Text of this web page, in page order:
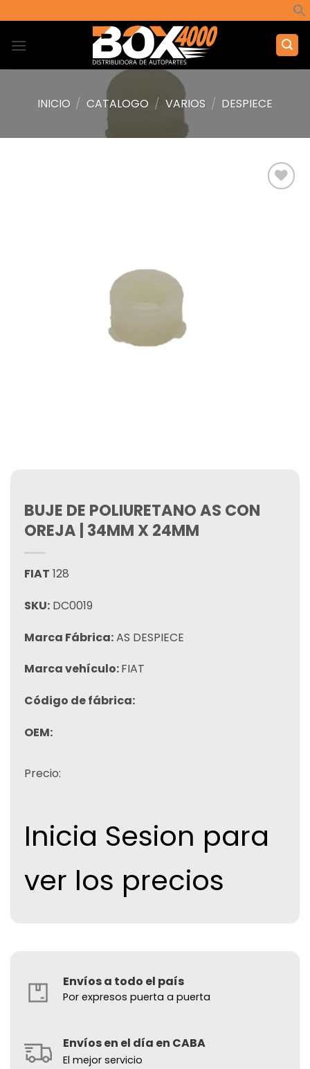
al
contenido
INICIO / CATALOGO / VARIOS / DESPIECE
BUJE DE POLIURETANO AS CON
OREJA | 34MM X 24MM
FIAT 128
SKU: DC0019
Marca Fábrica:AS DESPIECE
Marca vehículo:FIAT
Código de fábrica:
OEM:
Precio:
Inicia Sesion para
ver los precios
Envíos a todo el país
Por expresos puerta a puerta
Envíos en el día en CABA
El mejor servicio